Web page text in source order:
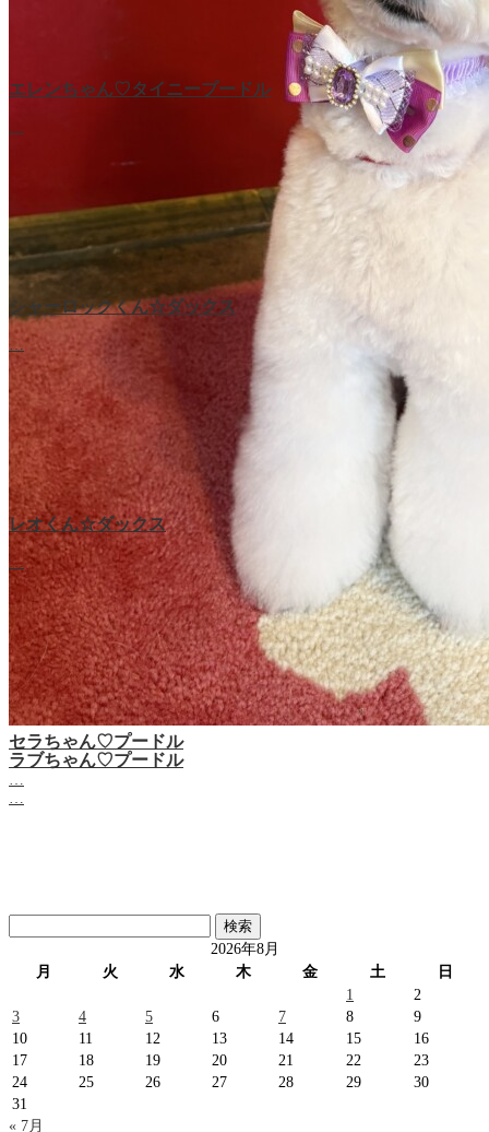
ラブちゃん♡プードル
エレンちゃん♡タイニープードル
シャーロックくん☆ダックス
レオくん☆ダックス
…
セラちゃん♡プードル
索:
2026年8月
月
火 水 木 金 土
日
1
2
3
4 5 6 7 8
9
10
11 12 13 14 15
16
17
18 19 20 21 22
23
24
25 26 27 28 29
30
31
« 7月